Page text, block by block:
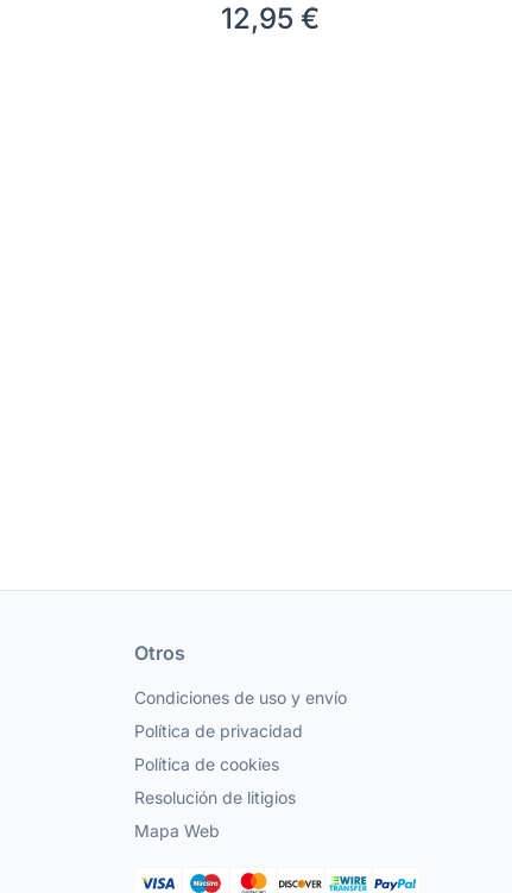
12,95 €
Otros
Condiciones de uso y envío
Política de privacidad
Política de cookies
Resolución de litigios
Mapa Web